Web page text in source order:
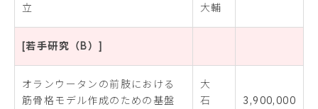
立
大輔
[若手研究（B）]
オランウータンの前肢における
筋骨格モデル作成のための基盤
大
石
3,900,000